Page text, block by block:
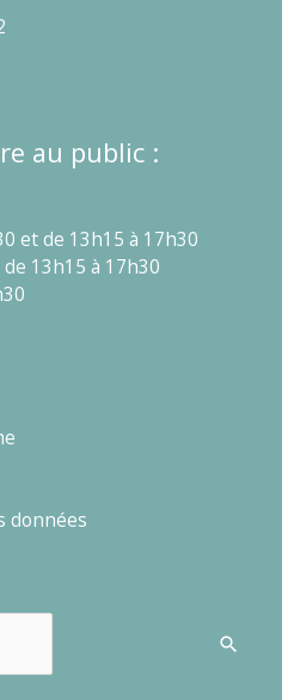
au public :
et de 13h15 à 17h30
13h15 à 17h30
données